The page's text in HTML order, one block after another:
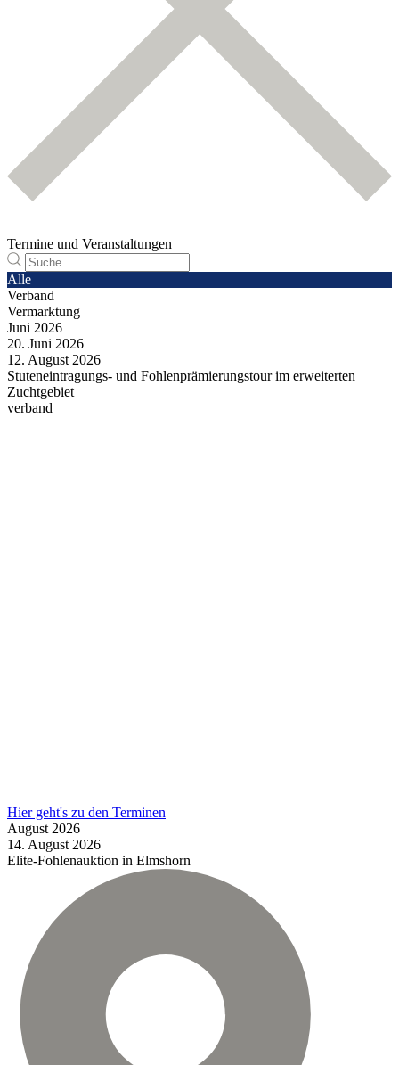
Termine und Veranstaltungen
Alle
Verband
Vermarktung
Juni 2026
20. Juni 2026
12. August 2026
Stuteneintragungs- und Fohlenprämierungstour im erweiterten
Zuchtgebiet
verband
Hier geht's zu den Terminen
August 2026
14. August 2026
Elite-Fohlenauktion in Elmshorn